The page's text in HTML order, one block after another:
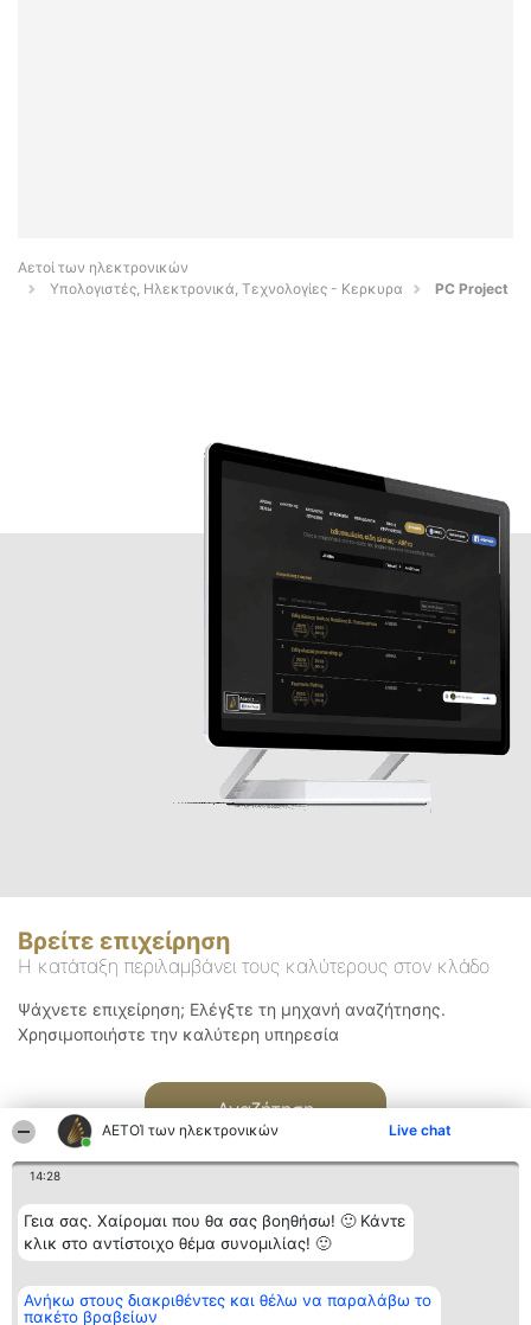
ΑΕΤΟΊ των ηλεκτρονικών Live chat
14:28
Γεια σας. Χαίρομαι που θα σας βοηθήσω! 🙂 Κάντε
κλικ στο αντίστοιχο θέμα συνομιλίας! 🙂
Ανήκω στους διακριθέντες και θέλω να παραλάβω το
πακέτο βραβείων
Αετοί των ηλεκτρονικών
Υπολογιστές, Ηλεκτρονικά, Τεχνολογίες - Κερκυρα
PC Project
Βρείτε επιχείρηση
Η κατάταξη περιλαμβάνει τους καλύτερους στον κλάδο
Ψάχνετε επιχείρηση; Ελέγξτε τη μηχανή αναζήτησης.
Χρησιμοποιήστε την καλύτερη υπηρεσία
Αναζήτηση
Διοργανωτής της
κατάταξης
BEAUTIFUL COMPANY
Κατάταξη
Διακριθέντες
Επικοινωνία
Επικοινωνία